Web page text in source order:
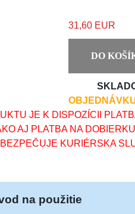
31,60 EUR
DO
JE K DISPOZÍCII
AJ PLATBA NA
KURIÉRSKA
na použitie